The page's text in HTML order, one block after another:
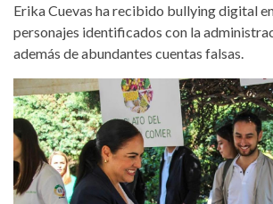
Erika Cuevas ha recibido bullying digital
personajes identificados con la
además de abundantes cuentas falsas.